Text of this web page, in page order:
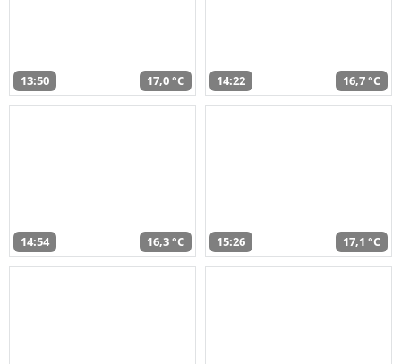
13:50 17,0 °C 14:22 16,7 °C
14:54 16,3 °C 15:26 17,1 °C